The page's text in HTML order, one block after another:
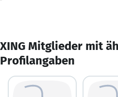
XING Mitglieder mit
Profilangaben